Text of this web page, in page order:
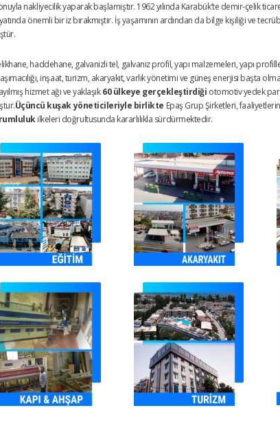
nakliyecilik yaparak başlamıştır. 1962 yılında Karabük’te demir-çelik
önemli bir iz bırakmıştır. İş yaşamının ardından da bilge kişiliği ve
haddehane, galvanizli tel, galvaniz profil, yapı malzemeleri, yapı
inşaat, turizm, akaryakıt, varlık yönetimi ve güneş enerjisi başta
hizmet ağı ve yaklaşık60 ülkeye gerçekleştirdiği otomotiv yedek
Üçüncü kuşak yöneticileriyle birlikte Epaş Grup Şirketleri,
ilkeleri doğrultusunda kararlılıkla sürdürmektedir.